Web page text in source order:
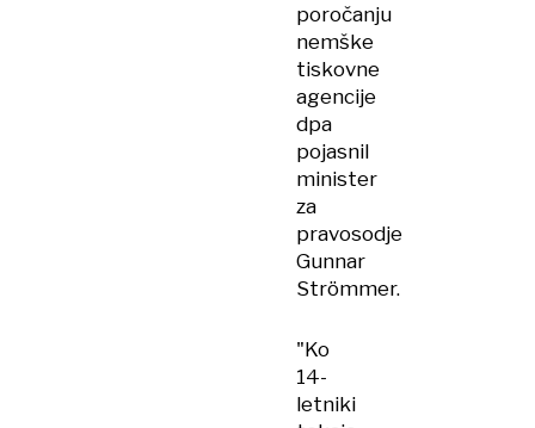
poročanju
nemške
tiskovne
agencije
dpa
pojasnil
minister
za
pravosodje
Gunnar
Strömmer.
"Ko
14-
letniki